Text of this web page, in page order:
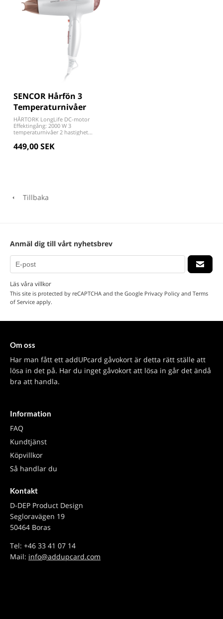
SENCOR Hårfön 3
Temperaturnivåer
HÅRTORK LongLife DC-motor
Effektingång: 2000 W 3
temperaturnivåer 2 hastighet...
449,00 SEK
Tillbaka
Anmäl dig till vårt nyhetsbrev
Läs våra villkor
This site is protected by reCAPTCHA and the Google Privacy Policy and Terms
of Service apply.
Om oss
Har man fått ett addUPcard gåvokort är detta rätt ställe att
lösa in det på. Har du inget gåvokort att lösa in går det ändå
bra att handla.
Information
FAQ
Kundtjänst
Köpvillkor
Så handlar du
Kontakt
D-DEP Product Design
Segloravägen 19
50464 Boras
Tel: +46 33 41 07 14
Mail: info@addupcard.com